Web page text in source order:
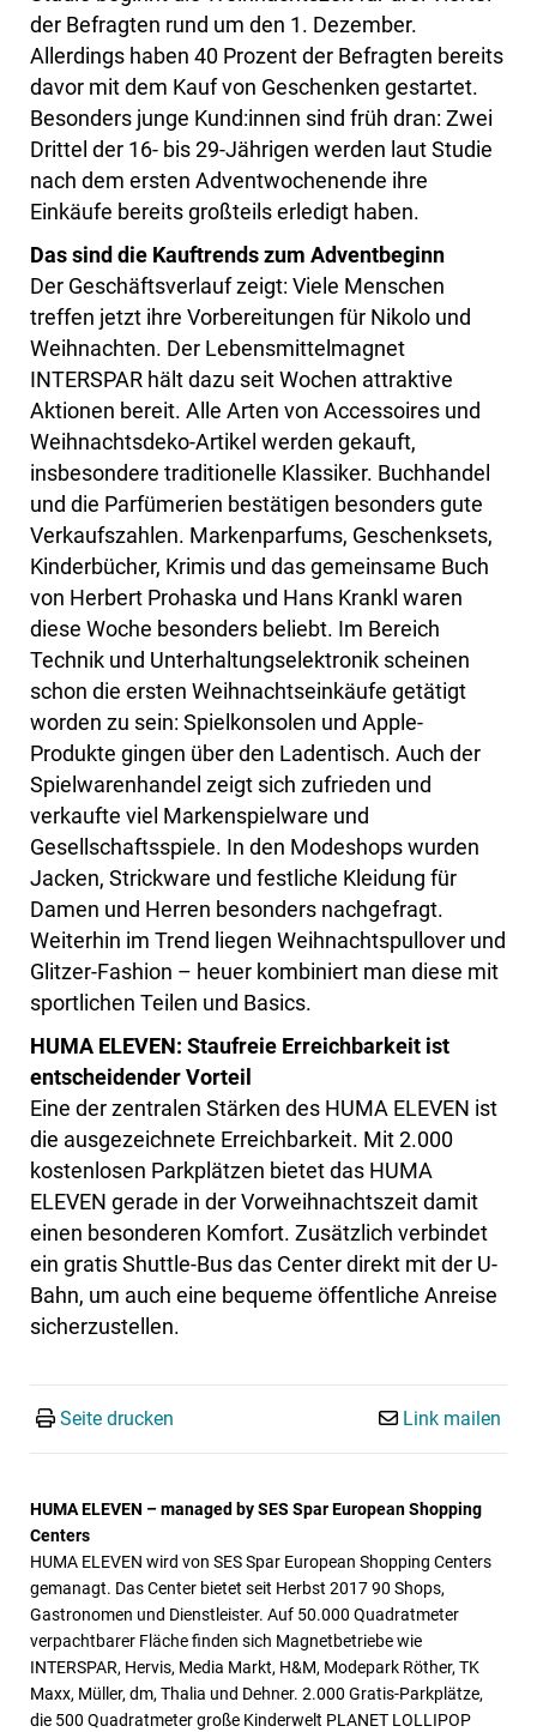
der Befragten rund um den 1. Dezember.
Allerdings haben 40 Prozent der Befragten bereits
davor mit dem Kauf von Geschenken gestartet.
Besonders junge Kund:innen sind früh dran: Zwei
Drittel der 16- bis 29-Jährigen werden laut Studie
nach dem ersten Adventwochenende ihre
Einkäufe bereits großteils erledigt haben.
Das sind die Kauftrends zum Adventbeginn
Der Geschäftsverlauf zeigt: Viele Menschen
treffen jetzt ihre Vorbereitungen für Nikolo und
Weihnachten. Der Lebensmittelmagnet
INTERSPAR hält dazu seit Wochen attraktive
Aktionen bereit. Alle Arten von Accessoires und
Weihnachtsdeko-Artikel werden gekauft,
insbesondere traditionelle Klassiker. Buchhandel
und die Parfümerien bestätigen besonders gute
Verkaufszahlen. Markenparfums, Geschenksets,
Kinderbücher, Krimis und das gemeinsame Buch
von Herbert Prohaska und Hans Krankl waren
diese Woche besonders beliebt. Im Bereich
Technik und Unterhaltungselektronik scheinen
schon die ersten Weihnachtseinkäufe getätigt
worden zu sein: Spielkonsolen und Apple-
Produkte gingen über den Ladentisch. Auch der
Spielwarenhandel zeigt sich zufrieden und
verkaufte viel Markenspielware und
Gesellschaftsspiele. In den Modeshops wurden
Jacken, Strickware und festliche Kleidung für
Damen und Herren besonders nachgefragt.
Weiterhin im Trend liegen Weihnachtspullover und
Glitzer-Fashion – heuer kombiniert man diese mit
sportlichen Teilen und Basics.
HUMA ELEVEN: Staufreie Erreichbarkeit ist
entscheidender Vorteil
Eine der zentralen Stärken des HUMA ELEVEN ist
die ausgezeichnete Erreichbarkeit. Mit 2.000
kostenlosen Parkplätzen bietet das HUMA
ELEVEN gerade in der Vorweihnachtszeit damit
einen besonderen Komfort. Zusätzlich verbindet
ein gratis Shuttle-Bus das Center direkt mit der U-
Bahn, um auch eine bequeme öffentliche Anreise
sicherzustellen.
Seite drucken Link mailen
HUMA ELEVEN – managed by SES Spar European Shopping
Centers
HUMA ELEVEN wird von SES Spar European Shopping Centers
gemanagt. Das Center bietet seit Herbst 2017 90 Shops,
Gastronomen und Dienstleister. Auf 50.000 Quadratmeter
verpachtbarer Fläche finden sich Magnetbetriebe wie
INTERSPAR, Hervis, Media Markt, H&M, Modepark Röther, TK
Maxx, Müller, dm, Thalia und Dehner. 2.000 Gratis-Parkplätze,
die 500 Quadratmeter große Kinderwelt PLANET LOLLIPOP